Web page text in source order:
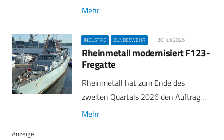
Mehr
INDUSTRIE BUNDESWEHR 30. Juli 2026
Rheinmetall modernisiert F123-
Fregatte
Rheinmetall hat zum Ende des
zweiten Quartals 2026 den Auftrag…
Mehr
Anzeige